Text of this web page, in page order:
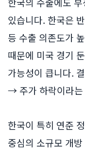
있습니다. 한국은
등 수출 의존도가
때문에 미국 경기
가능성이 큽니다.
→ 주가 하락이라는
한국이 특히 연준
중심의 소규모 개